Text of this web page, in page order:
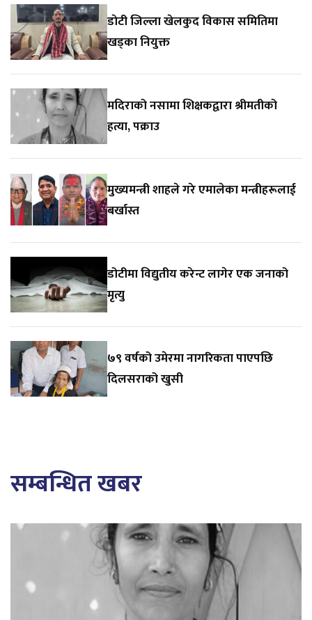
डाेटी जिल्ला खेलकुद विकास समितिमा
खड्का नियुक्त
मदिराको नसामा शिक्षकद्वारा श्रीमतीको
हत्या, पक्राउ
मुख्यमन्त्री शाहले गरे एमालेका मन्त्रीहरूलाई
बर्खास्त
डोटीमा विद्युतीय करेन्ट लागेर एक जनाको
मृत्यु
७९ वर्षको उमेरमा नागरिकता पाएपछि
दिलसराको खुसी
सम्बन्धित खबर